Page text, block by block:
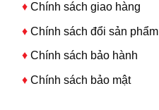
♦ Chính sách giao hàng
♦ Chính sách đổi sản phẩm
♦ Chính sách bảo hành
♦ Chính sách bảo mật